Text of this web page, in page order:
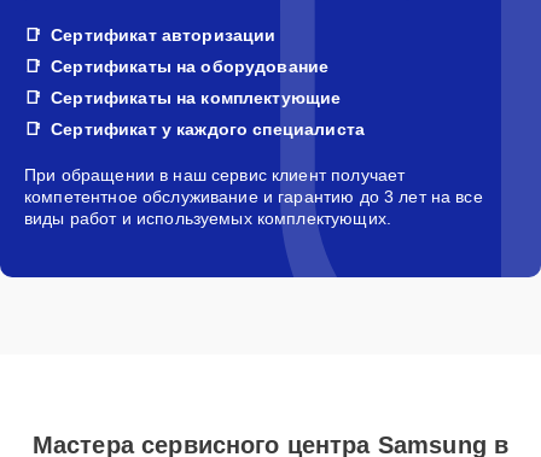
Сертификат авторизации
Сертификаты на оборудование
Сертификаты на комплектующие
Сертификат у каждого специалиста
При обращении в наш сервис клиент получает
компетентное обслуживание и гарантию до 3 лет на все
виды работ и используемых комплектующих.
Мастера сервисного центра Samsung в